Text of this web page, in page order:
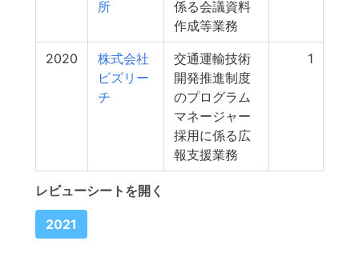
所
係る会議資料
作成等業務
2020
株式会社
ビズリー
チ
交通運輸技術
開発推進制度
のプログラム
マネージャー
採用に係る広
報支援業務
1
レビューシートを開く
2021